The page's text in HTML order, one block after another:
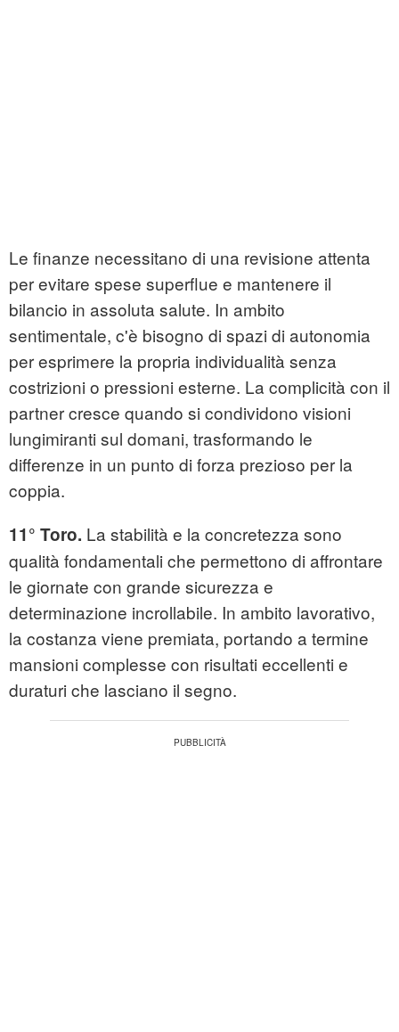
Le finanze necessitano di una revisione attenta
per evitare spese superflue e mantenere il
bilancio in assoluta salute. In ambito
sentimentale, c'è bisogno di spazi di autonomia
per esprimere la propria individualità senza
costrizioni o pressioni esterne. La complicità con il
partner cresce quando si condividono visioni
lungimiranti sul domani, trasformando le
differenze in un punto di forza prezioso per la
coppia.
11° Toro. La stabilità e la concretezza sono
qualità fondamentali che permettono di affrontare
le giornate con grande sicurezza e
determinazione incrollabile. In ambito lavorativo,
la costanza viene premiata, portando a termine
mansioni complesse con risultati eccellenti e
duraturi che lasciano il segno.